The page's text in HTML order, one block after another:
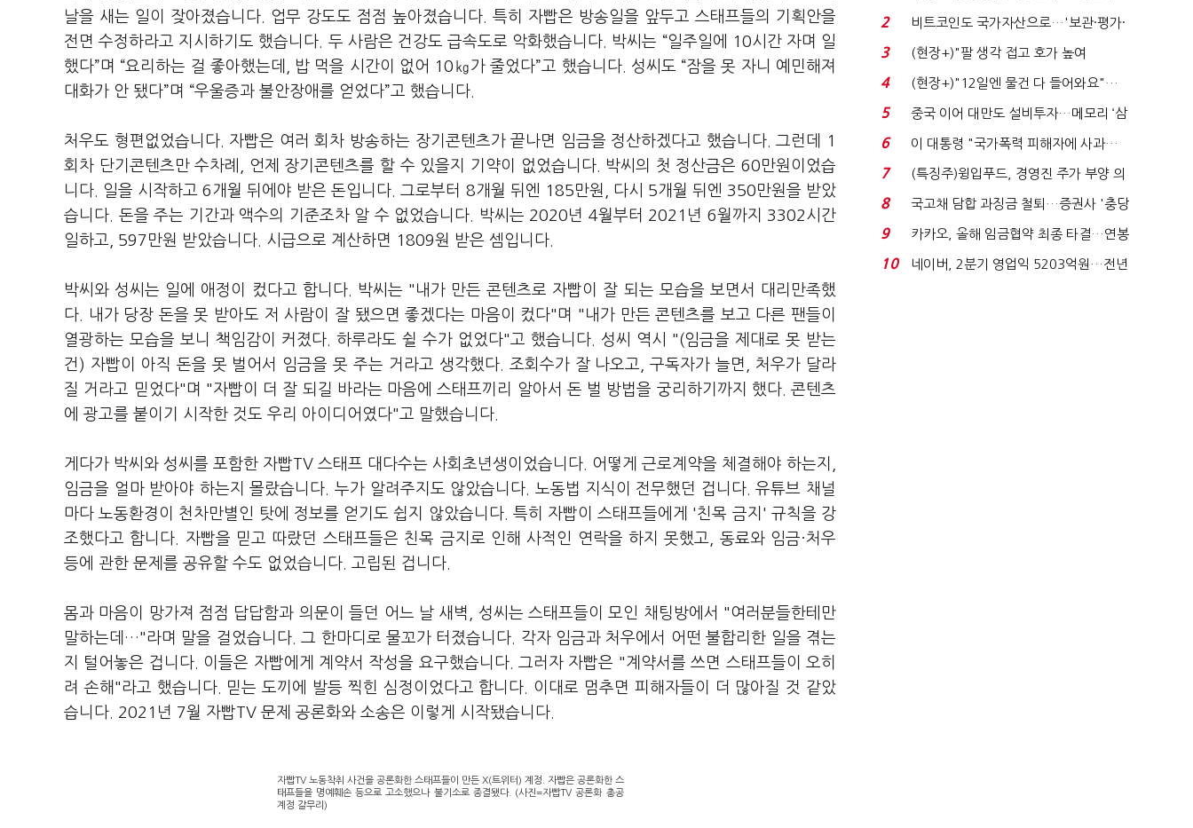
날을 새는 일이 잦아졌습니다. 업무 강도도 점점 높아졌습니다. 특히 자빱은 방송일을 앞두고 스태프들의 기획안을
전면 수정하라고 지시하기도 했습니다. 두 사람은 건강도 급속도로 악화했습니다. 박씨는 “일주일에 10시간 자며 일
했다”며 “요리하는 걸 좋아했는데, 밥 먹을 시간이 없어 10㎏가 줄었다”고 했습니다. 성씨도 “잠을 못 자니 예민해져
대화가 안 됐다”며 “우울증과 불안장애를 얻었다”고 했습니다.
처우도 형편없었습니다. 자빱은 여러 회차 방송하는 장기콘텐츠가 끝나면 임금을 정산하겠다고 했습니다. 그런데 1
회차 단기콘텐츠만 수차례, 언제 장기콘텐츠를 할 수 있을지 기약이 없었습니다. 박씨의 첫 정산금은 60만원이었습
니다. 일을 시작하고 6개월 뒤에야 받은 돈입니다. 그로부터 8개월 뒤엔 185만원, 다시 5개월 뒤엔 350만원을 받았
습니다. 돈을 주는 기간과 액수의 기준조차 알 수 없었습니다. 박씨는 2020년 4월부터 2021년 6월까지 3302시간
일하고, 597만원 받았습니다. 시급으로 계산하면 1809원 받은 셈입니다.
박씨와 성씨는 일에 애정이 컸다고 합니다. 박씨는 "내가 만든 콘텐츠로 자빱이 잘 되는 모습을 보면서 대리만족했
다. 내가 당장 돈을 못 받아도 저 사람이 잘 됐으면 좋겠다는 마음이 컸다"며 "내가 만든 콘텐츠를 보고 다른 팬들이
열광하는 모습을 보니 책임감이 커졌다. 하루라도 쉴 수가 없었다"고 했습니다. 성씨 역시 "(임금을 제대로 못 받는
건) 자빱이 아직 돈을 못 벌어서 임금을 못 주는 거라고 생각했다. 조회수가 잘 나오고, 구독자가 늘면, 처우가 달라
질 거라고 믿었다"며 "자빱이 더 잘 되길 바라는 마음에 스태프끼리 알아서 돈 벌 방법을 궁리하기까지 했다. 콘텐츠
에 광고를 붙이기 시작한 것도 우리 아이디어였다"고 말했습니다.
게다가 박씨와 성씨를 포함한 자빱TV 스태프 대다수는 사회초년생이었습니다. 어떻게 근로계약을 체결해야 하는지,
임금을 얼마 받아야 하는지 몰랐습니다. 누가 알려주지도 않았습니다. 노동법 지식이 전무했던 겁니다. 유튜브 채널
마다 노동환경이 천차만별인 탓에 정보를 얻기도 쉽지 않았습니다. 특히 자빱이 스태프들에게 '친목 금지' 규칙을 강
조했다고 합니다. 자빱을 믿고 따랐던 스태프들은 친목 금지로 인해 사적인 연락을 하지 못했고, 동료와 임금·처우
등에 관한 문제를 공유할 수도 없었습니다. 고립된 겁니다.
몸과 마음이 망가져 점점 답답함과 의문이 들던 어느 날 새벽, 성씨는 스태프들이 모인 채팅방에서 "여러분들한테만
말하는데…"라며 말을 걸었습니다. 그 한마디로 물꼬가 터졌습니다. 각자 임금과 처우에서 어떤 불합리한 일을 겪는
지 털어놓은 겁니다. 이들은 자빱에게 계약서 작성을 요구했습니다. 그러자 자빱은 "계약서를 쓰면 스태프들이 오히
려 손해"라고 했습니다. 믿는 도끼에 발등 찍힌 심정이었다고 합니다. 이대로 멈추면 피해자들이 더 많아질 것 같았
습니다. 2021년 7월 자빱TV 문제 공론화와 소송은 이렇게 시작됐습니다.
자빱TV 노동착취 사건을 공론화한 스태프들이 만든 X(트위터) 계정. 자빱은 공론화한 스
태프들을 명예훼손 등으로 고소했으나 불기소로 종결됐다. (사진=자빱TV 공론화 총공
계정 갈무리)
로봇·AI 등 논...
2
비트코인도 국가자산으로…'보관·평가·
처분' 기준은 ...
3
(현장+)"팔 생각 접고 호가 높여
요"…'덜 똘똘한 한 채' 20...
4
(현장+)"12일엔 물건 다 들어와요"…
빈 매대 채우며 문 연 ...
5
중국 이어 대만도 설비투자…메모리 ‘삼
국전쟁’
6
이 대통령 "국가폭력 피해자에 사과…
적극적 조사로 진...
7
(특징주)윙입푸드, 경영진 주가 부양 의
지에 상한가...
8
국고채 담합 과징금 철퇴…증권사 '충당
금 폭탄' 우려...
9
카카오, 올해 임금협약 최종 타결…연봉
6.3% 인상·격려...
10
네이버, 2분기 영업익 5203억원…전년